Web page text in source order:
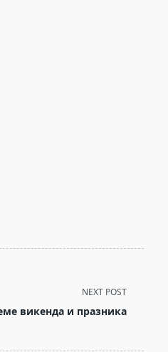
NEXT POST
викенда и празника